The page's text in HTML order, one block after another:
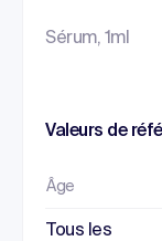
Sérum, 1ml
Valeurs de
Âge
Tous les